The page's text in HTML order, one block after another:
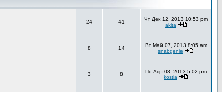
24 41
Чт Дек 12, 2013 10:53 pm
akita
8 14
Вт Май 07, 2013 8:05 am
snabgenie
3 8
Пн Апр 08, 2013 5:02 pm
kostia